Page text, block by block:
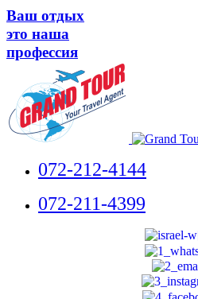
Ваш отдых
это наша
профессия
072-212-4144
072-211-4399